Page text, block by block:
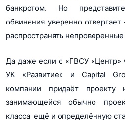
банкротом. Но
обвинения уверенно
распространять
Да даже если с «ГВСУ «Центр»
УК «Развитие» и Capital
компании придаёт проекту
занимающейся обычно
класса, ещё и определённую